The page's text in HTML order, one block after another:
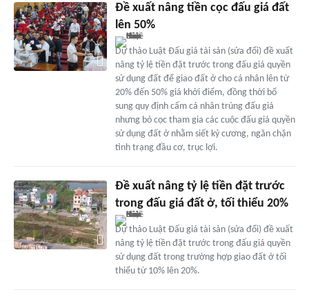
Đề xuất nâng tiền cọc đấu giá đất
lên 50%
Dự thảo Luật Đấu giá tài sản (sửa đổi) đề xuất
nâng tỷ lệ tiền đặt trước trong đấu giá quyền
sử dụng đất để giao đất ở cho cá nhân lên từ
20% đến 50% giá khởi điểm, đồng thời bổ
sung quy định cấm cá nhân trúng đấu giá
nhưng bỏ cọc tham gia các cuộc đấu giá quyền
sử dụng đất ở nhằm siết kỷ cương, ngăn chặn
tình trạng đầu cơ, trục lợi.
Đề xuất nâng tỷ lệ tiền đặt trước
trong đấu giá đất ở, tối thiểu 20%
Dự thảo Luật Đấu giá tài sản (sửa đổi) đề xuất
nâng tỷ lệ tiền đặt trước trong đấu giá quyền
sử dụng đất trong trường hợp giao đất ở tối
thiểu từ 10% lên 20%.